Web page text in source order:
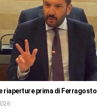
riaperture prima di Ferragosto